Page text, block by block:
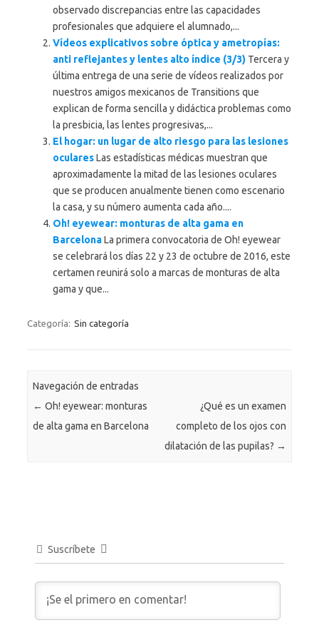
observado discrepancias entre las capacidades
profesionales que adquiere el alumnado,...
Vídeos explicativos sobre óptica y ametropías:
anti reflejantes y lentes alto índice (3/3) Tercera y
última entrega de una serie de vídeos realizados por
nuestros amigos mexicanos de Transitions que
explican de forma sencilla y didáctica problemas como
la presbicia, las lentes progresivas,...
El hogar: un lugar de alto riesgo para las lesiones
ocularesLas estadísticas médicas muestran que
aproximadamente la mitad de las lesiones oculares
que se producen anualmente tienen como escenario
la casa, y su número aumenta cada año....
Oh! eyewear: monturas de alta gama en
BarcelonaLa primera convocatoria de Oh! eyewear
se celebrará los días 22 y 23 de octubre de 2016, este
certamen reunirá solo a marcas de monturas de alta
gama y que...
Categoría: Sin categoría
Navegación de entradas
← Oh! eyewear: monturas
de alta gama en Barcelona
¿Qué es un examen
completo de los ojos con
dilatación de las pupilas? →
Suscríbete